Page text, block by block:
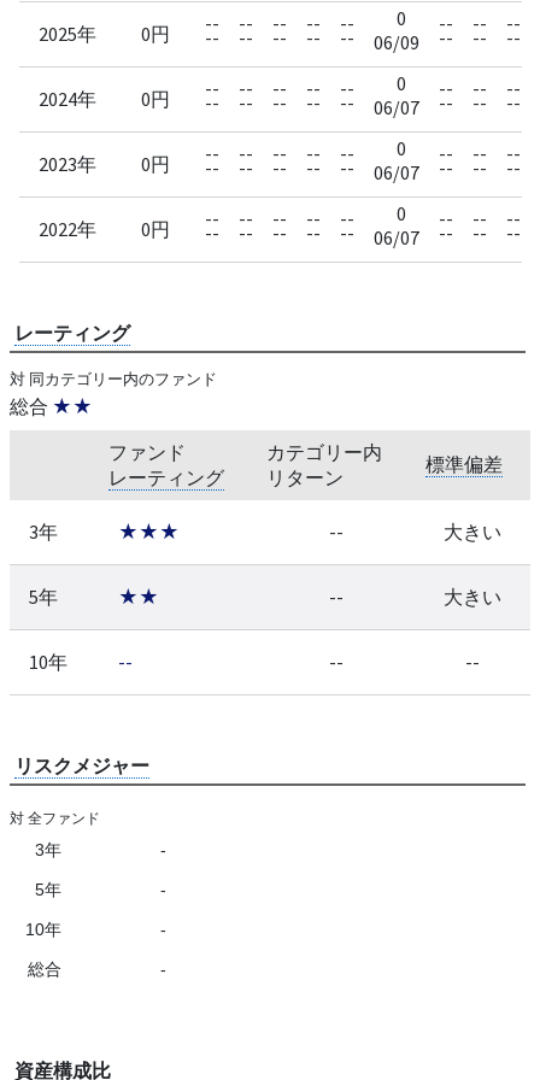
2025年 0円 --
--
--
--
--
--
--
--
--
--
0
06/09
--
--
--
--
--
--
2024年 0円 --
--
--
--
--
--
--
--
--
--
0
06/07
--
--
--
--
--
--
2023年 0円 --
--
--
--
--
--
--
--
--
--
0
06/07
--
--
--
--
--
--
2022年 0円 --
--
--
--
--
--
--
--
--
--
0
06/07
--
--
--
--
--
--
レーティング
対 同カテゴリー内のファンド
総合 ★★
ファンド
レーティング
カテゴリー内
リターン
標準偏差
3年 ★★★ -- 大きい
5年 ★★ -- 大きい
10年 -- -- --
リスクメジャー
対 全ファンド
3年 -
5年 -
10年 -
総合 -
資産構成比